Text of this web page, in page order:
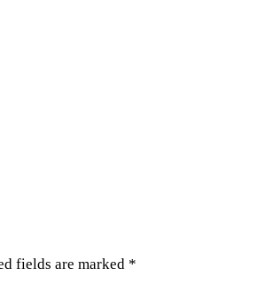
fields are marked *